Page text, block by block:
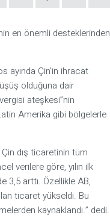
en önemli desteklerinden
ayında Çin’in ihracat
olduğuna dair
ateşkesi”nin
Amerika gibi bölgelerle
Çin dış ticaretinin tüm
verilere göre, yılın ilk
3,5 arttı. Özellikle AB,
ticaret yükseldi. Bu
kaynaklandı.” dedi.